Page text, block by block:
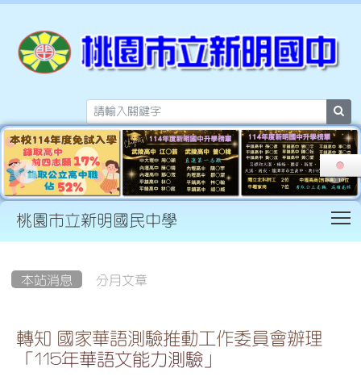
桃園市立新明國民中學
本站消息 分月文章
轉知 國家華語測驗推動工作委員會辦理
「115年華語文能力測驗」